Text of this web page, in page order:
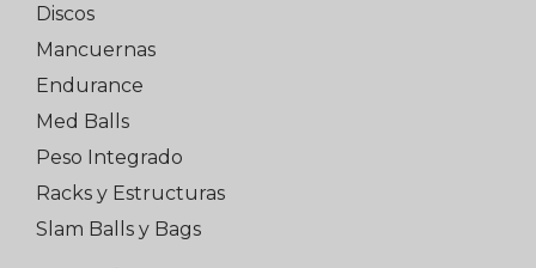
Discos
Mancuernas
Endurance
Med Balls
Peso Integrado
Racks y Estructuras
Slam Balls y Bags